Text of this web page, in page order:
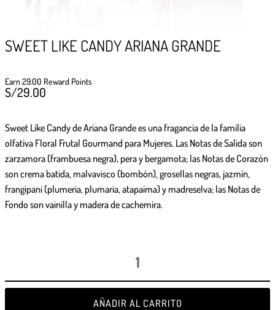
SWEET LIKE CANDY ARIANA GRANDE
Earn 29.00 Reward Points
S/29.00
Sweet Like Candyde Ariana Grande es una fragancia de la familia
olfativa Floral Frutal Gourmand para Mujeres. Las Notas de Salida son
zarzamora (frambuesa negra), pera y bergamota; las Notas de Corazón
son crema batida, malvavisco (bombón), grosellas negras, jazmín,
frangipani (plumeria, plumaria, atapaima) y madreselva; las Notas de
Fondo son vainilla y madera de cachemira.
AÑADIR AL CARRITO